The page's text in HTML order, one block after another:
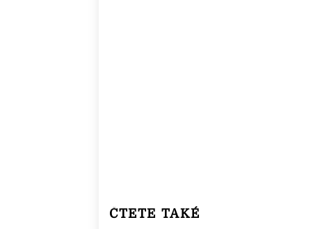
ČTETE TAKÉ